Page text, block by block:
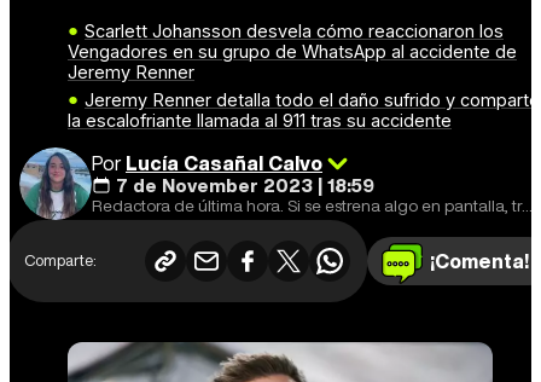
Scarlett Johansson desvela cómo reaccionaron los
Vengadores en su grupo de WhatsApp al accidente de
Jeremy Renner
Jeremy Renner detalla todo el daño sufrido y comparte
la escalofriante llamada al 911 tras su accidente
PorLucía Casañal Calvo
7 de November 2023 | 18:59
Redactora de última hora. Si se estrena algo en pantalla, tráeme unas palomitas.
Comparte: ¡Comenta!